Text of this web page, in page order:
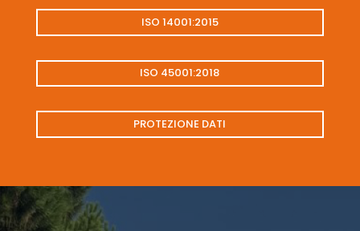
ISO 14001:2015
ISO 45001:2018
PROTEZIONE DATI